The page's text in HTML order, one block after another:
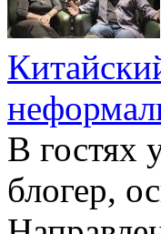
В гостях
блогер,